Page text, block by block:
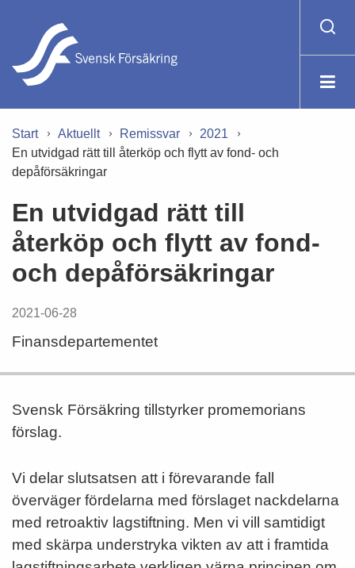
Start Aktuellt Remissvar
2021
En utvidgad rätt till återköp och flytt av fond- och
depåförsäkringar
En utvidgad rätt till
återköp och flytt av fond-
och depåförsäkringar
2021-06-28
Finansdepartementet
Svensk Försäkring tillstyrker promemorians
förslag.
Vi delar slutsatsen att i förevarande fall
överväger fördelarna med förslaget nackdelarna
med retroaktiv lagstiftning. Men vi vill samtidigt
med skärpa understryka vikten av att i framtida